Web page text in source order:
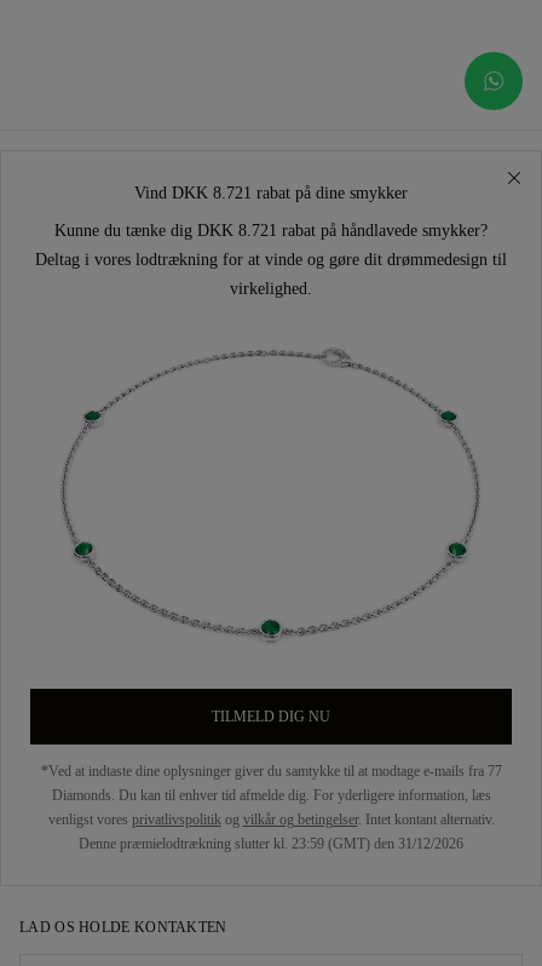
Vind DKK 8.721 rabat på dine smykker
Kunne du tænke dig DKK 8.721 rabat på håndlavede smykker?
Deltag i vores lodtrækning for at vinde og gøre dit drømmedesign til
virkelighed.
TILMELD DIG NU
*Ved at indtaste dine oplysninger giver du samtykke til at modtage e-mails fra 77
Diamonds. Du kan til enhver tid afmelde dig. For yderligere information, læs
venligst vores privatlivspolitikog vilkår og betingelser. Intet kontant alternativ.
Denne præmielodtrækning slutter kl. 23:59 (GMT) den 31/12/2026
LAD OS HOLDE KONTAKTEN